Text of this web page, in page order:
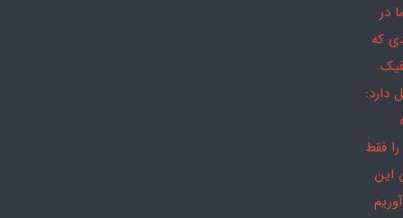
در
که
دارد:
فقط
این